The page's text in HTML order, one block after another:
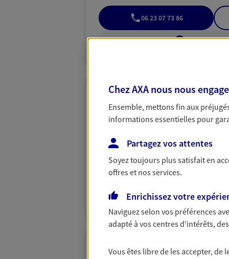
06 23 07 73 86
VOIR NOTRE
Jean-Michel
Mandataire d'Assurance
06 09 31 95 04
N° Orias * (orias.fr) : 16002200
Debets Dufau
Chez AXA nous nous
Ensemble, mettons fin aux
informations essentielles pour
Partagez vos attentes
Soyez toujours plus satisfait en
offres et nos services.
Enrichissez votre
Naviguez selon vos préférences
adapté à vos centres d'intérêts,
Vous êtes libre de les accepter,